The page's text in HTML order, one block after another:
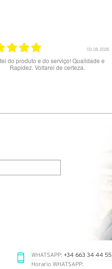
20.07.2026
Excelente serviço.
WHATSAPP: +34 663 34 44 55
Horario WHATSAPP: